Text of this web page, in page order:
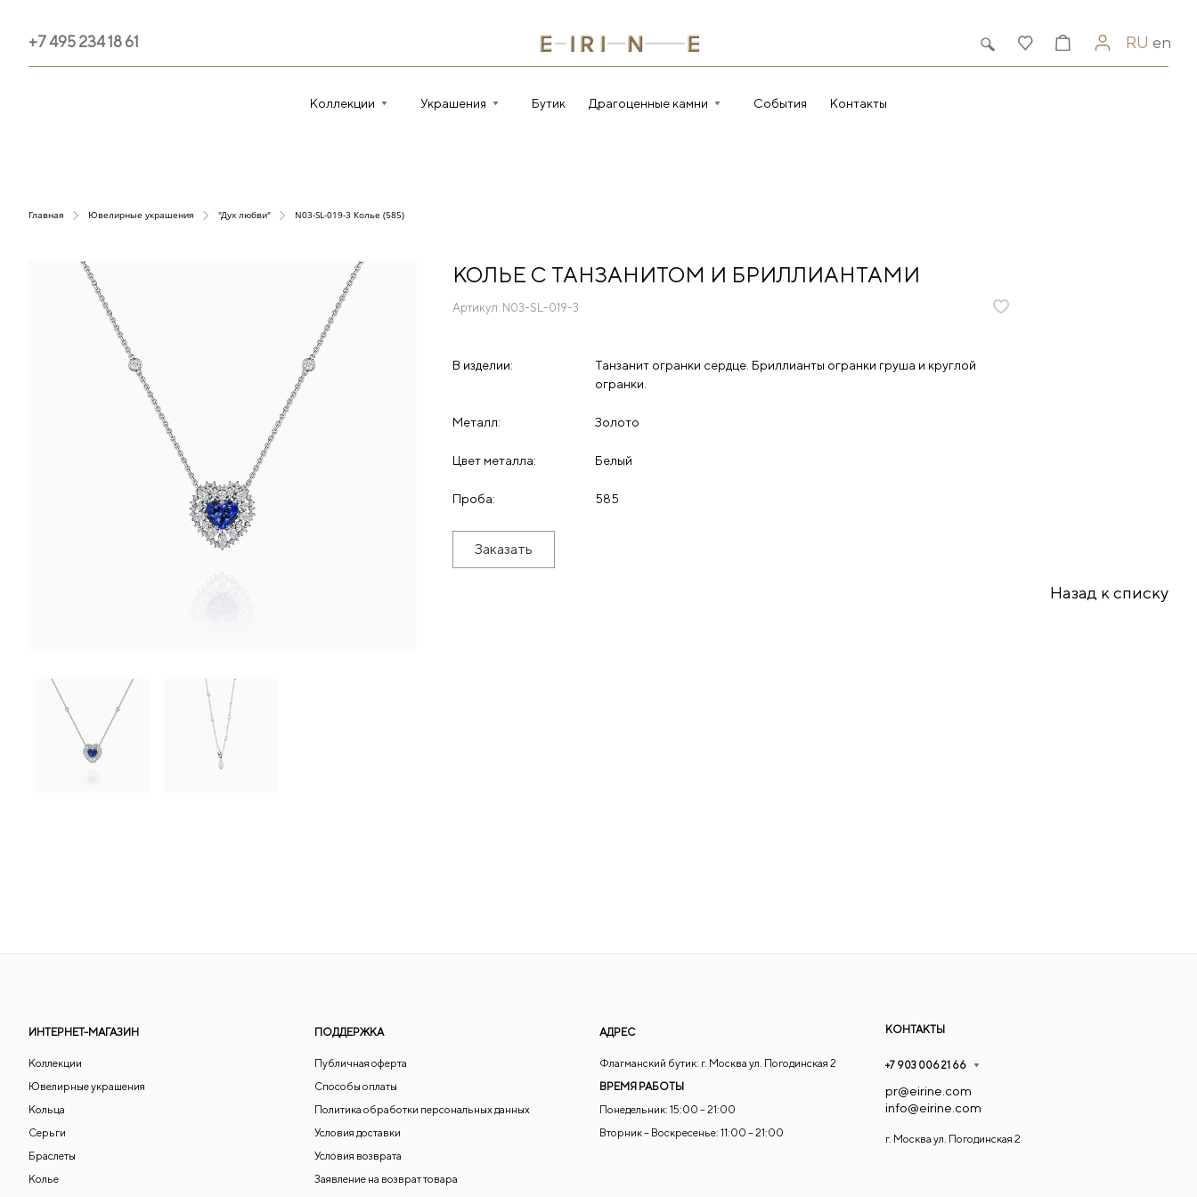
+7 495 234 18 61 RU en
Коллекции Украшения Бутик Драгоценные камни События Контакты
Главная Ювелирные украшения "Дух любви" N03-SL-019-3 Колье (585)
КОЛЬЕ С ТАНЗАНИТОМ И БРИЛЛИАНТАМИ
Артикул: N03-SL-019-3
В изделии:
Танзанит огранки сердце. Бриллианты огранки груша и круглой
огранки.
Металл: Золото
Цвет металла: Белый
Проба: 585
Заказать
Назад к списку
ИНТЕРНЕТ-МАГАЗИН
Коллекции
Ювелирные украшения
Кольца
Серьги
Браслеты
Колье
ПОДДЕРЖКА
Публичная оферта
Способы оплаты
Политика обработки персональных данных
Условия доставки
Условия возврата
Заявление на возврат товара
АДРЕС
Флагманский бутик: г. Москва ул. Погодинская 2
ВРЕМЯ РАБОТЫ
Понедельник: 15:00 – 21:00
Вторник – Воскресенье: 11:00 – 21:00
КОНТАКТЫ
+7 903 006 21 66
pr@eirine.com
info@eirine.com
г. Москва ул. Погодинская 2